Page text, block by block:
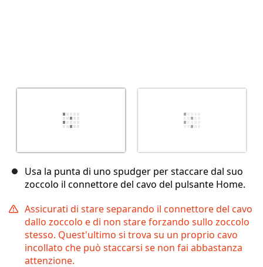
Usa la punta di uno spudger per staccare dal suo
zoccolo il connettore del cavo del pulsante Home.
Assicurati di stare separando il connettore del cavo
dallo zoccolo e di non stare forzando sullo zoccolo
stesso. Quest'ultimo si trova su un proprio cavo
incollato che può staccarsi se non fai abbastanza
attenzione.